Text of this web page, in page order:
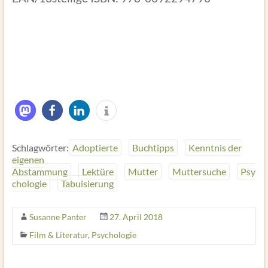
Schlagwörter: Adoptierte Buchtipps
Kenntnis der
eigenen
Abstammung
Lektüre Mutter Muttersuche
Psy
chologie
Tabuisierung
Susanne Panter
27. April 2018
Film & Literatur, Psychologie